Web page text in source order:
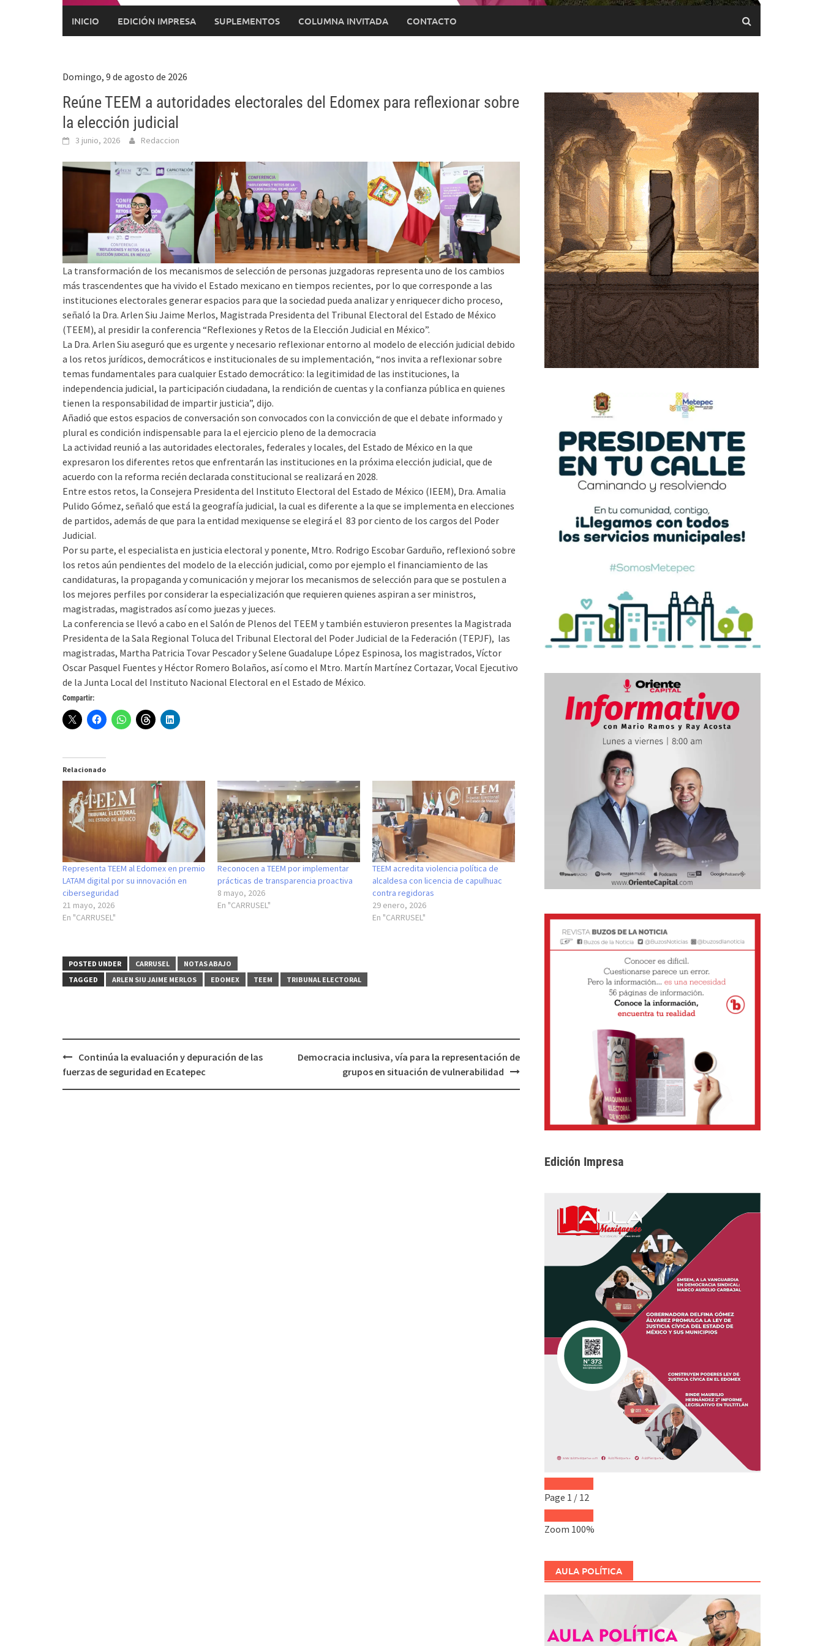
INICIO EDICIÓN IMPRESA SUPLEMENTOS COLUMNA INVITADA CONTACTO
Domingo, 9 de agosto de 2026
Reúne TEEM a autoridades electorales del Edomex para reflexionar sobre
la elección judicial
3 junio, 2026 Redaccion
La transformación de los mecanismos de selección de personas juzgadoras representa uno de los cambios
más trascendentes que ha vivido el Estado mexicano en tiempos recientes, por lo que corresponde a las
instituciones electorales generar espacios para que la sociedad pueda analizar y enriquecer dicho proceso,
señaló la Dra. Arlen Siu Jaime Merlos, Magistrada Presidenta del Tribunal Electoral del Estado de México
(TEEM), al presidir la conferencia “Reflexiones y Retos de la Elección Judicial en México”.
La Dra. Arlen Siu aseguró que es urgente y necesario reflexionar entorno al modelo de elección judicial debido
a los retos jurídicos, democráticos e institucionales de su implementación, “nos invita a reflexionar sobre
temas fundamentales para cualquier Estado democrático: la legitimidad de las instituciones, la
independencia judicial, la participación ciudadana, la rendición de cuentas y la confianza pública en quienes
tienen la responsabilidad de impartir justicia”, dijo.
Añadió que estos espacios de conversación son convocados con la convicción de que el debate informado y
plural es condición indispensable para la el ejercicio pleno de la democracia
La actividad reunió a las autoridades electorales, federales y locales, del Estado de México en la que
expresaron los diferentes retos que enfrentarán las instituciones en la próxima elección judicial, que de
acuerdo con la reforma recién declarada constitucional se realizará en 2028.
Entre estos retos, la Consejera Presidenta del Instituto Electoral del Estado de México (IEEM), Dra. Amalia
Pulido Gómez, señaló que está la geografía judicial, la cual es diferente a la que se implementa en elecciones
de partidos, además de que para la entidad mexiquense se elegirá el 83 por ciento de los cargos del Poder
Judicial.
Por su parte, el especialista en justicia electoral y ponente, Mtro. Rodrigo Escobar Garduño, reflexionó sobre
los retos aún pendientes del modelo de la elección judicial, como por ejemplo el financiamiento de las
candidaturas, la propaganda y comunicación y mejorar los mecanismos de selección para que se postulen a
los mejores perfiles por considerar la especialización que requieren quienes aspiran a ser ministros,
magistradas, magistrados así como juezas y jueces.
La conferencia se llevó a cabo en el Salón de Plenos del TEEM y también estuvieron presentes la Magistrada
Presidenta de la Sala Regional Toluca del Tribunal Electoral del Poder Judicial de la Federación (TEPJF), las
magistradas, Martha Patricia Tovar Pescador y Selene Guadalupe López Espinosa, los magistrados, Víctor
Oscar Pasquel Fuentes y Héctor Romero Bolaños, así como el Mtro. Martín Martínez Cortazar, Vocal Ejecutivo
de la Junta Local del Instituto Nacional Electoral en el Estado de México.
Compartir:
Relacionado
Representa TEEM al Edomex en premio
LATAM digital por su innovación en
ciberseguridad
21 mayo, 2026
En "CARRUSEL"
Reconocen a TEEM por implementar
prácticas de transparencia proactiva
8 mayo, 2026
En "CARRUSEL"
TEEM acredita violencia política de
alcaldesa con licencia de capulhuac
contra regidoras
29 enero, 2026
En "CARRUSEL"
POSTED UNDER CARRUSEL
NOTAS ABAJO
TAGGED
ARLEN SIU JAIME MERLOS EDOMEX TEEM TRIBUNAL ELECTORAL
Post
navigation
Continúa la evaluación y depuración de las
fuerzas de seguridad en Ecatepec
Democracia inclusiva, vía para la representación de
grupos en situación de vulnerabilidad
Edición Impresa
Page 1 / 12
Zoom 100%
AULA POLÍTICA